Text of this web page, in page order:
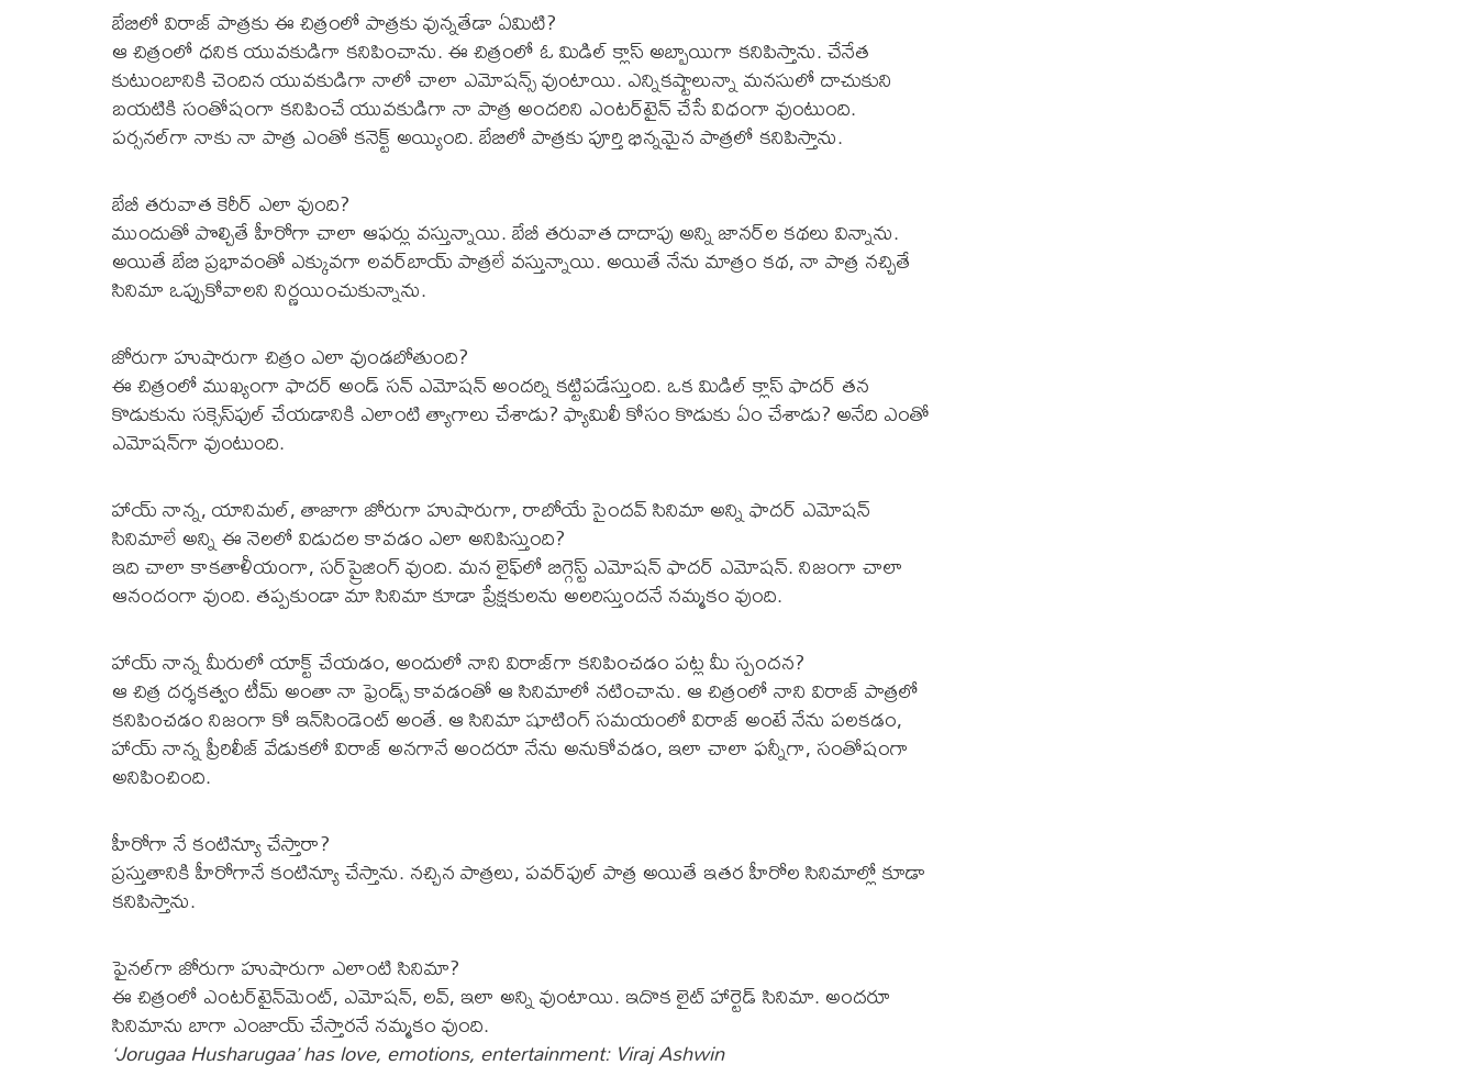
బేబిలో విరాజ్ పాత్ర‌కు ఈ చిత్రంలో పాత్ర‌కు వున్న‌తేడా ఏమిటి?
ఆ చిత్రంలో ధ‌నిక యువ‌కుడిగా క‌నిపించాను. ఈ చిత్రంలో ఓ మిడిల్ క్లాస్ అబ్బాయిగా క‌నిపిస్తాను. చేనేత
కుటుంబానికి చెందిన యువ‌కుడిగా నాలో చాలా ఎమోష‌న్స్ వుంటాయి. ఎన్నిక‌ష్టాలున్నా మ‌న‌సులో దాచుకుని
బ‌య‌టికి సంతోషంగా క‌నిపించే యువ‌కుడిగా నా పాత్ర అంద‌రిని ఎంట‌ర్‌టైన్ చేసే విధంగా వుంటుంది.
ప‌ర్స‌న‌ల్‌గా నాకు నా పాత్ర ఎంతో కనెక్ట్ అయ్యింది. బేబిలో పాత్ర‌కు పూర్తి భిన్న‌మైన పాత్ర‌లో క‌నిపిస్తాను.
బేబీ త‌రువాత కెరీర్ ఎలా వుంది?
ముందుతో పొల్చితే హీరోగా చాలా ఆఫ‌ర్లు వ‌స్తున్నాయి. బేబీ త‌రువాత దాదాపు అన్ని జాన‌ర్‌ల క‌థ‌లు విన్నాను.
అయితే బేబి ప్ర‌భావంతో ఎక్కువగా ల‌వ‌ర్‌బాయ్ పాత్ర‌లే వ‌స్తున్నాయి. అయితే నేను మాత్రం క‌థ‌, నా పాత్ర న‌చ్చితే
సినిమా ఒప్పుకోవాల‌ని నిర్ణ‌యించుకున్నాను.
జోరుగా హుషారుగా చిత్రం ఎలా వుండ‌బోతుంది?
ఈ చిత్రంలో ముఖ్యంగా ఫాద‌ర్ అండ్ స‌న్ ఎమోష‌న్ అంద‌ర్ని క‌ట్టిప‌డేస్తుంది. ఒక మిడిల్ క్లాస్ ఫాద‌ర్ త‌న
కొడుకును స‌క్సెస్‌ఫుల్ చేయ‌డానికి ఎలాంటి త్యాగాలు చేశాడు? ఫ్యామిలీ కోసం కొడుకు ఏం చేశాడు? అనేది ఎంతో
ఎమోష‌న్‌గా వుంటుంది.
హాయ్ నాన్న‌, యానిమ‌ల్‌, తాజాగా జోరుగా హుషారుగా, రాబోయే సైంద‌వ్ సినిమా అన్ని ఫాద‌ర్ ఎమోష‌న్
సినిమాలే అన్ని ఈ నెల‌లో విడుద‌ల కావ‌డం ఎలా అనిపిస్తుంది?
ఇది చాలా కాక‌తాళీయంగా, స‌ర్‌ప్రైజింగ్ వుంది. మ‌న లైఫ్‌లో బిగ్గెస్ట్ ఎమోష‌న్ ఫాద‌ర్ ఎమోష‌న్‌. నిజంగా చాలా
ఆనందంగా వుంది. త‌ప్ప‌కుండా మా సినిమా కూడా ప్రేక్ష‌కుల‌ను అల‌రిస్తుంద‌నే న‌మ్మ‌కం వుంది.
హాయ్ నాన్న మీరులో యాక్ట్ చేయ‌డం, అందులో నాని విరాజ్‌గా క‌నిపించ‌డం ప‌ట్ల మీ స్పంద‌న‌?
ఆ చిత్ర ద‌ర్శ‌క‌త్వం టీమ్ అంతా నా ఫ్రెండ్స్ కావ‌డంతో ఆ సినిమాలో న‌టించాను. ఆ చిత్రంలో నాని విరాజ్ పాత్ర‌లో
క‌నిపించ‌డం నిజంగా కో ఇన్‌సిండెంట్ అంతే. ఆ సినిమా షూటింగ్ స‌మ‌యంలో విరాజ్ అంటే నేను ప‌ల‌క‌డం,
హాయ్ నాన్న ప్రీరిలీజ్ వేడుక‌లో విరాజ్ అన‌గానే అంద‌రూ నేను అనుకోవడం, ఇలా చాలా ఫ‌న్నీగా, సంతోషంగా
అనిపించింది.
హీరోగా నే కంటిన్యూ చేస్తారా?
ప్ర‌స్తుతానికి హీరోగానే కంటిన్యూ చేస్తాను. న‌చ్చిన పాత్ర‌లు, ప‌వ‌ర్‌ఫుల్ పాత్ర అయితే ఇత‌ర హీరోల సినిమాల్లో కూడా
క‌నిపిస్తాను.
ఫైన‌ల్‌గా జోరుగా హుషారుగా ఎలాంటి సినిమా?
ఈ చిత్రంలో ఎంట‌ర్‌టైన్‌మెంట్‌, ఎమోష‌న్‌, ల‌వ్‌, ఇలా అన్ని వుంటాయి. ఇదొక లైట్ హార్టెడ్ సినిమా. అంద‌రూ
సినిమాను బాగా ఎంజాయ్ చేస్తార‌నే న‌మ్మ‌కం వుంది.
‘Jorugaa Husharugaa’ has love, emotions, entertainment: Viraj Ashwin